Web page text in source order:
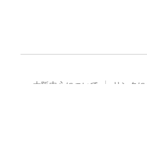
大阪中心について リンク